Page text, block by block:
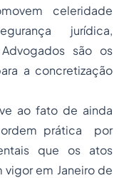
celeridade
jurídica,
são os
a concretização
fato de ainda
prática por
que os atos
vigor em Janeiro de